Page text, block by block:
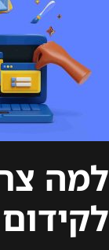
למה